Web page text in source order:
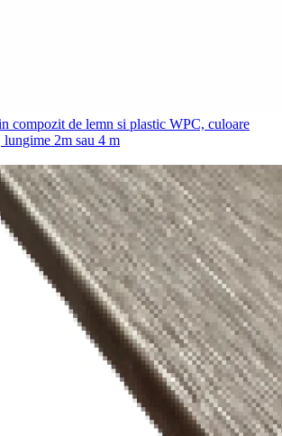
compozit de lemn si plastic WPC, culoare
2m sau 4 m